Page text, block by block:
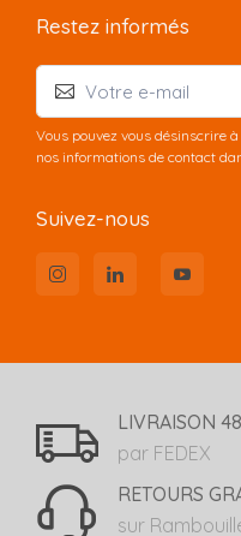
Restez informés
Vous pouvez vous désinscrire
nos informations de contact
Suivez-nous
LIVRAISON
par FEDEX
RETOURS
sur